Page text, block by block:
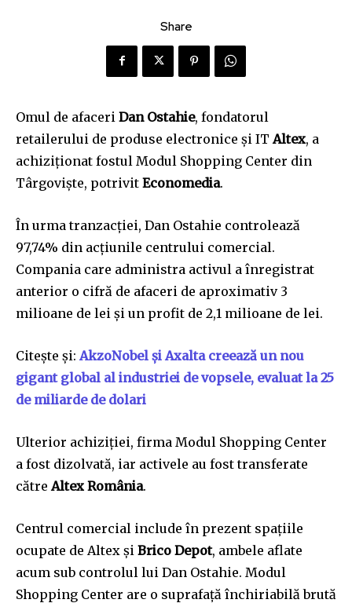
Share
Omul de afaceri Dan Ostahie, fondatorul
retailerului de produse electronice și IT Altex, a
achiziționat fostul Modul Shopping Center din
Târgoviște, potrivit Economedia.
În urma tranzacției, Dan Ostahie controlează
97,74% din acțiunile centrului comercial.
Compania care administra activul a înregistrat
anterior o cifră de afaceri de aproximativ 3
milioane de lei și un profit de 2,1 milioane de lei.
Citește și: AkzoNobel și Axalta creează un nou
gigant global al industriei de vopsele, evaluat la 25
de miliarde de dolari
Ulterior achiziției, firma Modul Shopping Center
a fost dizolvată, iar activele au fost transferate
către Altex România.
Centrul comercial include în prezent spațiile
ocupate de Altex și Brico Depot, ambele aflate
acum sub controlul lui Dan Ostahie. Modul
Shopping Center are o suprafață închiriabilă brută